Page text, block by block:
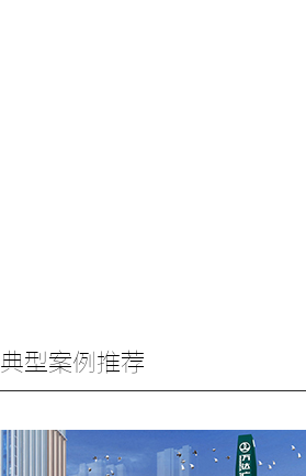
典型案例推荐